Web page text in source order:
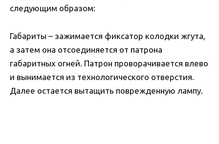
следующим образом:
Габариты – зажимается фиксатор колодки жгута,
а затем она отсоединяется от патрона
габаритных огней. Патрон проворачивается влево
и вынимается из технологического отверстия.
Далее остается вытащить поврежденную лампу.